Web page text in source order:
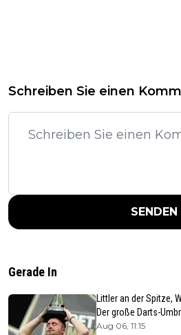
Schreiben Sie einen
SENDEN
Gerade In
Littler an der Spitze,
Der große Darts-
Aug 06, 11:15